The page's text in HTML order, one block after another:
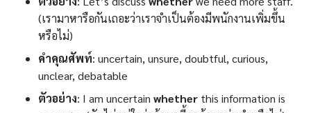
(เรามาหารือกันเถอะว่าเราจำเป็นต้องมีพนักงานเพิ่มขึ้น
หรือไม่)
คำคุณศัพท์: uncertain, unsure, doubtful, curious,
unclear, debatable
ตัวอย่าง: I am uncertain whether this information is